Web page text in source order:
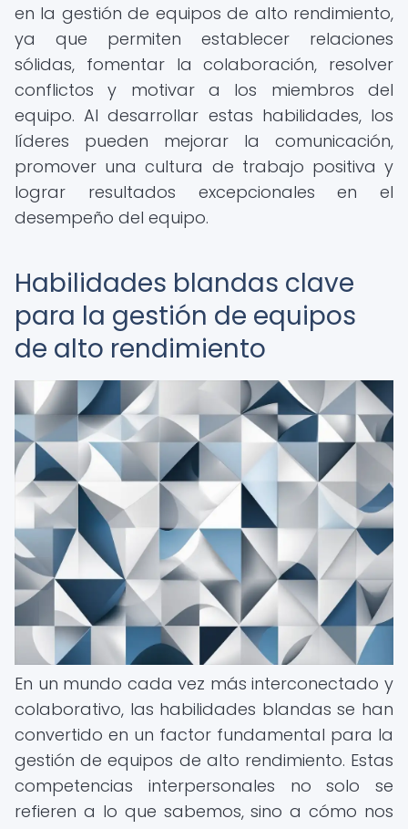
en la gestión de equipos de alto rendimiento,
ya que permiten establecer relaciones
sólidas, fomentar la colaboración, resolver
conflictos y motivar a los miembros del
equipo. Al desarrollar estas habilidades, los
líderes pueden mejorar la comunicación,
promover una cultura de trabajo positiva y
lograr resultados excepcionales en el
desempeño del equipo.
Habilidades blandas clave
para la gestión de equipos
de alto rendimiento
En un mundo cada vez más interconectado y
colaborativo, las habilidades blandas se han
convertido en un factor fundamental para la
gestión de equipos de alto rendimiento. Estas
competencias interpersonales no solo se
refieren a lo que sabemos, sino a cómo nos